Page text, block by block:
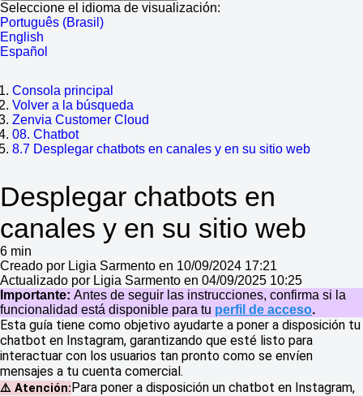
Seleccione el idioma de visualización:
Português (Brasil)
English
Español
Consola principal
Volver a la búsqueda
Zenvia Customer Cloud
08. Chatbot
8.7 Desplegar chatbots en canales y en su sitio web
Desplegar chatbots en
canales y en su sitio web
6 min
Creado por Ligia Sarmento en 10/09/2024 17:21
Actualizado por Ligia Sarmento en 04/09/2025 10:25
Importante: Antes de seguir las instrucciones, confirma si la
funcionalidad está disponible para tu perfil de acceso.
Esta guía tiene como objetivo ayudarte a poner a disposición tu
chatbot en Instagram, garantizando que esté listo para
interactuar con los usuarios tan pronto como se envíen
mensajes a tu cuenta comercial.
⚠️ Atención:Para poner a disposición un chatbot en Instagram,